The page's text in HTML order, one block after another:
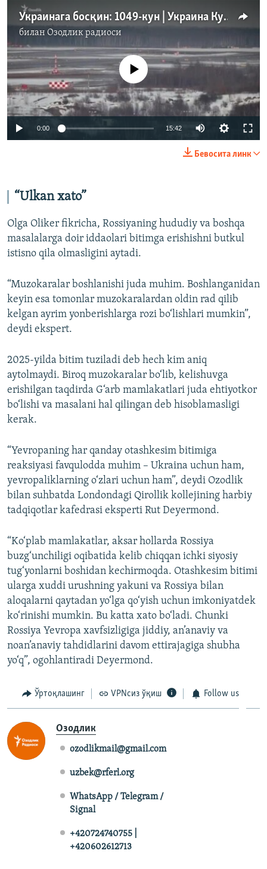
Украинага босқин: 1049-кун | Украина Курскка бостириб кирганига 5 ой тўлди
билан Озодлик радиоси
Айни дамда медиа-манба мавжуд эмас
0:00 15:42
Бевосита линк
“Ulkan xato”
Olga Oliker fikricha, Rossiyaning hududiy va boshqa
masalalarga doir iddaolari bitimga erishishni butkul
istisno qila olmasligini aytadi.
“Muzokaralar boshlanishi juda muhim. Boshlanganidan
keyin esa tomonlar muzokaralardan oldin rad qilib
kelgan ayrim yonberishlarga rozi bo‘lishlari mumkin”,
deydi ekspert.
2025-yilda bitim tuziladi deb hech kim aniq
aytolmaydi. Biroq muzokaralar bo‘lib, kelishuvga
erishilgan taqdirda G‘arb mamlakatlari juda ehtiyotkor
bo‘lishi va masalani hal qilingan deb hisoblamasligi
kerak.
“Yevropaning har qanday otashkesim bitimiga
reaksiyasi favqulodda muhim – Ukraina uchun ham,
yevropaliklarning o‘zlari uchun ham”, deydi Ozodlik
bilan suhbatda Londondagi Qirollik kollejining harbiy
tadqiqotlar kafedrasi eksperti Rut Deyermond.
“Ko‘plab mamlakatlar, aksar hollarda Rossiya
buzg‘unchiligi oqibatida kelib chiqqan ichki siyosiy
tug‘yonlarni boshidan kechirmoqda. Otashkesim bitimi
ularga xuddi urushning yakuni va Rossiya bilan
aloqalarni qaytadan yo‘lga qo‘yish uchun imkoniyatdek
ko‘rinishi mumkin. Bu katta xato bo‘ladi. Chunki
Rossiya Yevropa xavfsizligiga jiddiy, an’anaviy va
noan’anaviy tahdidlarini davom ettirajagiga shubha
yo‘q”, ogohlantiradi Deyermond.
Ўртоқлашинг VPNсиз ўқиш Follow us
Озодлик
ozodlikmail@gmail.com
uzbek@rferl.org
WhatsApp / Telegram /
Signal
+420724740755 |
+420602612713